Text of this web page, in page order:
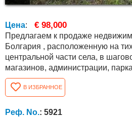
Цена: € 98,000
Предлагаем к продаже
Болгария , расположенную на
центральной части села, в
магазинов, администрации,
и кафе. До села ведут два
отличном состоянии. Дом двухэтажный, общей
площадью 120 кв.м, с участком 1200 кв.м,
подходящим для сада, отдыха
В ИЗБРАННОЕ
Реф. No.: 5921